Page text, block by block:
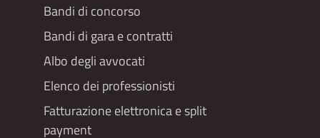
Bandi di concorso
Bandi di gara e contratti
Albo degli avvocati
Elenco dei professionisti
Fatturazione elettronica e split
payment